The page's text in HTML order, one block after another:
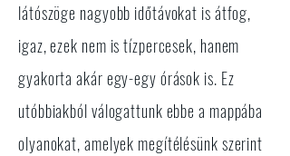
látószöge nagyobb időtávokat is átfog,
igaz, ezek nem is tízpercesek, hanem
gyakorta akár egy-egy órások is. Ez
utóbbiakból válogattunk ebbe a mappába
olyanokat, amelyek megítélésünk szerint